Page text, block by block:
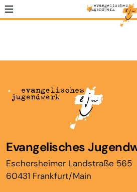
Evangelisches
Eschersheimer Landstraße 565
60431 Frankfurt/Main